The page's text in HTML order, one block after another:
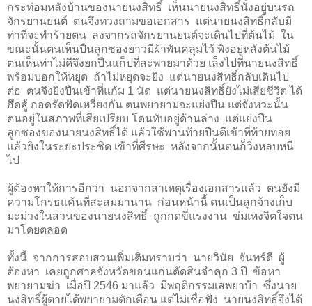
กระท่อมหลังบ้านของนายนงสิทธิ์ เห็นนายนงสิทธิ์นั่งอยู่บนรถ
จักรยานยนต์ ตนจึงทวงถามขอเอกสาร แต่นายนงสิทธิ์กลับมี
ท่าทีจะทำร้ายตน ลงจากรถจักรยานยนต์จะเดินไปที่ต้นไม้ ใน
ขณะนั้นตนเห็นปืนลูกซองยาวมีผ้าพันคลุมไว้ พิงอยู่หลังต้นไม้
ตนเห็นท่าไม่ดีจึงยกปืนแก็ปที่สะพายมาด้วย เล็งไปที่นายนงสิทธิ์
พร้อมบอกให้หยุด ถ้าไม่หยุดจะยิง แต่นายนงสิทธิ์กลับเดินไป
ต่อ ตนจึงยิงปืนเข้าที่แก้ม 1 นัด แต่นายนงสิทธิ์ยังไม่เสียชีวิต ได้
ฮึดสู้ กอดรัดฟัดเหวี่ยงกัน ตนพยายามจะแย่งปืน แต่จังหวะนั้น
ตนอยู่ในสภาพที่เสียเปรียบ โดนทับอยู่ด้านล่าง แต่แย่งปืน
ลูกซองของนายนงสิทธิ์ได้ แล้วใช้พานท้ายปืนตีเข้าที่ท้ายทอย
แล้วยิงในระยะประชิด เข้าที่ศีรษะ หลังจากนั้นตนก็วิ่งหลบหนี
ไป
ผู้ต้องหาให้การอีกว่า นอกจากสาเหตุเรื่องเอกสารแล้ว ตนยังมี
ความโกรธแค้นที่สะสมมานาน ก่อนหน้านี้ ตนเป็นลูกจ้างเก็บ
มะม่วงในสวนของนายนงสิทธิ์ ถูกกดขี่แรงงาน ข่มเหงจิตใจตน
มาโดยตลอด
ทั้งนี้ จากการสอบสวนเพิ่มเติมทราบว่า นายวินัย จันทร์ดี ผู้
ต้องหา เคยถูกศาลจังหวัดขอนแก่นตัดสินจำคุก 3 ปี ข้อหา
พยายามฆ่า เมื่อปี 2546 มาแล้ว มีพฤติกรรมเสพยาบ้า ซึ่งนาย
นงสิทธิ์ผู้ตายได้พยายามตักเตือน แต่ไม่เชื่อฟัง นายนงสิทธิ์จึงได้